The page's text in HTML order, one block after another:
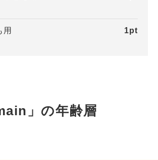
用 1pt
」の年齢層